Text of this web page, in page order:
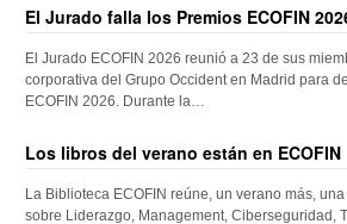
El Jurado falla los Premios ECOFIN
El Jurado ECOFIN 2026 reunió a 23 de sus
corporativa del Grupo Occident en Madrid para
ECOFIN 2026. Durante la…
Los libros del verano están en ECOFIN
La Biblioteca ECOFIN reúne, un verano más,
sobre Liderazgo, Management, Ciberseguridad,